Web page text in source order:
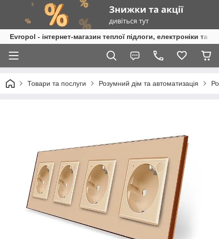
Evropol - інтернет-магазин теплої підлоги, електроніки та
Товари та послуги Розумний дім та автоматизація